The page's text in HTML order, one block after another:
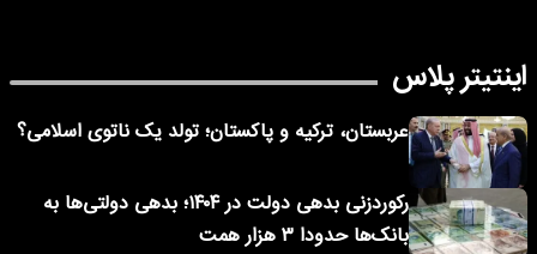
اینتیتر پلاس
عربستان، ترکیه و پاکستان؛ تولد یک ناتوی اسلامی؟
رکوردزنی بدهی دولت در ۱۴۰۴؛ بدهی دولتی‌ها به
بانک‌ها حدودا ۳ هزار همت